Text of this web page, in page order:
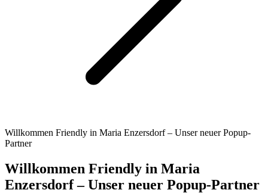
Willkommen Friendly in Maria Enzersdorf – Unser neuer Popup-
Partner
Willkommen Friendly in Maria
Enzersdorf – Unser neuer Popup-Partner